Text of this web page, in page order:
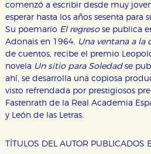
comenzó a escribir desde muy
esperar hasta los años sesenta para
Su poemario El regresose publica
Adonais en 1964, Una ventana a la
de cuentos, recibe el premio
novela Un sitio para Soledadse
ahí, se desarrolla una copiosa
visto refrendada por prestigiosos
Fastenrath de la Real Academia
y León de las Letras.
TÍTULOS DEL AUTOR PUBLICADOS
CONFIGURACIÓN
HABILITAR TODO
Estas cookies son necesarias